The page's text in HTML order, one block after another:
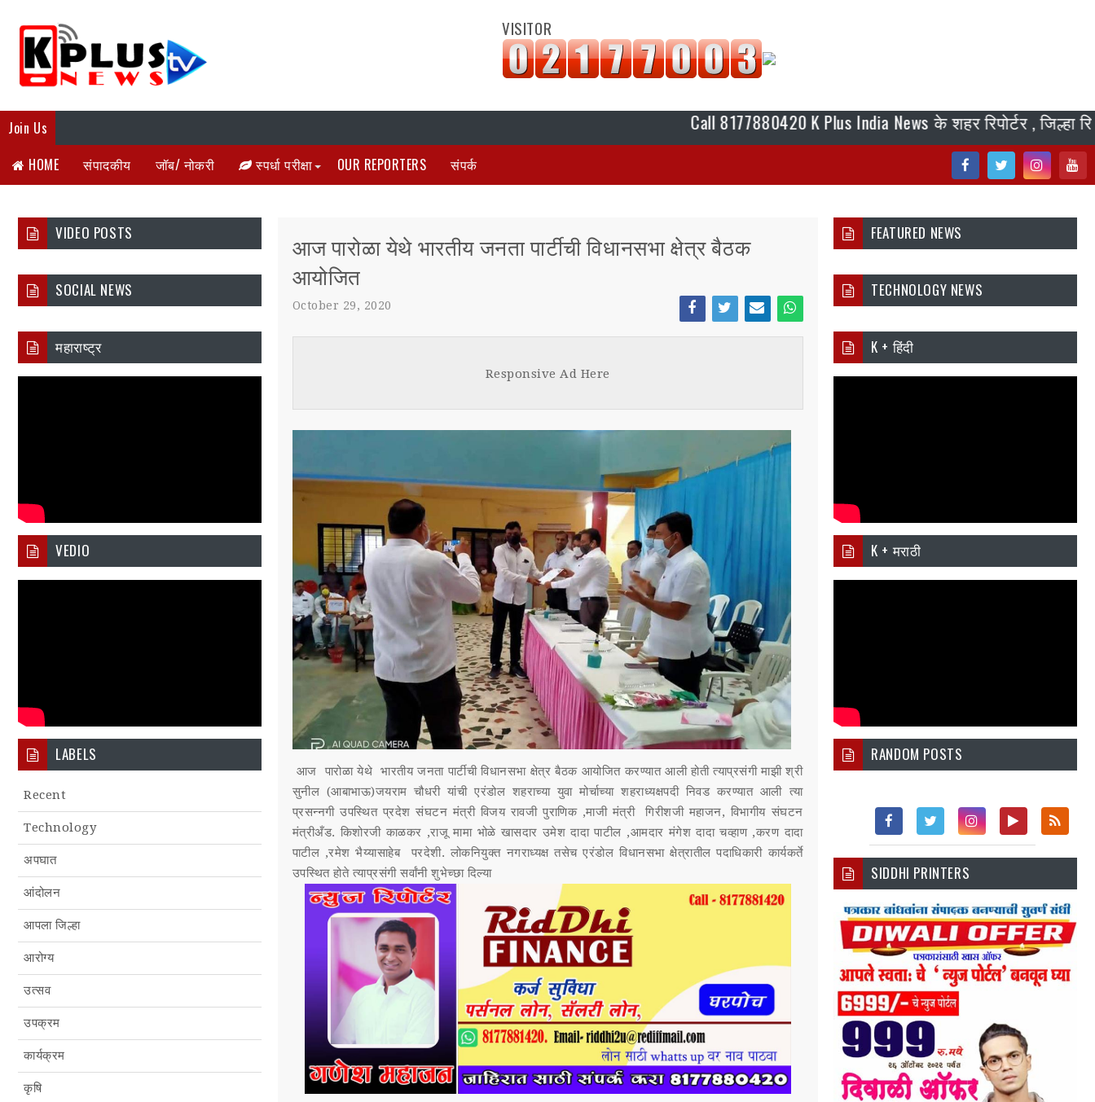
VISITOR
Join Us Call 8177880420 K Plus India News के शहर रिपोर्टर , जिल्हा
ebo
ok
tter
agr
am
tub
e
HOME संपादकीय जॉब/ नोकरी स्पर्धा परीक्षा OUR REPORTERS संपर्क
VIDEO POSTS
SOCIAL NEWS
महाराष्ट्र
VEDIO
LABELS
Recent
Technology
अपघात
आंदोलन
आपला जिल्हा
आरोग्य
उत्सव
उपक्रम
कार्यक्रम
कृषि
आज पारोळा येथे भारतीय जनता पार्टीची विधानसभा क्षेत्र बैठक
आयोजित
October 29, 2020
Face
Twi
Ema
Wh
Responsive Ad Here
आज पारोळा येथे भारतीय जनता पार्टीची विधानसभा क्षेत्र बैठक आयोजित करण्यात आली होती त्याप्रसंगी माझी श्री
सुनील (आबाभाऊ)जयराम चौधरी यांची एरंडोल शहराच्या युवा मोर्चाच्या शहराध्यक्षपदी निवड करण्यात आली त्या
प्रसन्नगी उपस्थित प्रदेश संघटन मंत्री विजय रावजी पुराणिक ,माजी मंत्री गिरीशजी महाजन, विभागीय संघटन
मंत्रीअँड. किशोरजी काळकर ,राजू मामा भोळे खासदार उमेश दादा पाटील ,आमदार मंगेश दादा चव्हाण ,करण दादा
पाटील ,रमेश भैय्यासाहेब परदेशी. लोकनियुक्त नगराध्यक्ष तसेच एरंडोल विधानसभा क्षेत्रातील पदाधिकारी कार्यकर्ते
उपस्थित होते त्याप्रसंगी सर्वांनी शुभेच्छा दिल्या
FEATURED NEWS
TECHNOLOGY NEWS
K + हिंदी
K + मराठी
RANDOM POSTS
Fac
Ebo
Ok
Twi
Tter
Inst
Agr
Am
You
E
SIDDHI PRINTERS